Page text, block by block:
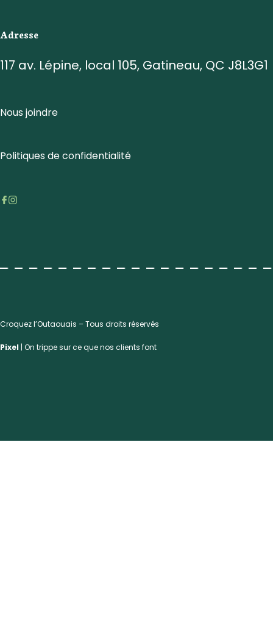
Adresse
117 av. Lépine, local 105, Gatineau, QC J8L3G1
Nous joindre
Politiques de confidentialité
Croquez l’Outaouais – Tous droits réservés
Pixel | On trippe sur ce que nos clients font